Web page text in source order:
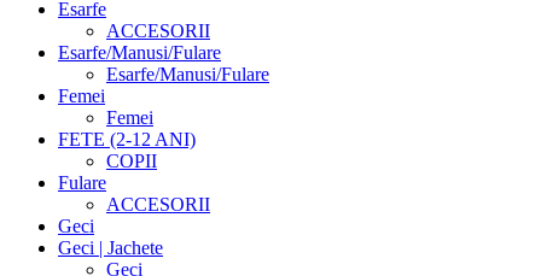
Esarfe
ACCESORII
Esarfe/Manusi/Fulare
Esarfe/Manusi/Fulare
Femei
Femei
FETE (2-12 ANI)
COPII
Fulare
ACCESORII
Geci
Geci | Jachete
Geci